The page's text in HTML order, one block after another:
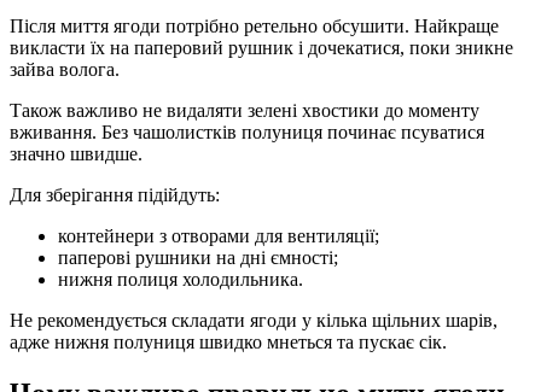
Після миття ягоди потрібно ретельно обсушити. Найкраще
викласти їх на паперовий рушник і дочекатися, поки зникне
зайва волога.
Також важливо не видаляти зелені хвостики до моменту
вживання. Без чашолистків полуниця починає псуватися
значно швидше.
Для зберігання підійдуть:
контейнери з отворами для вентиляції;
паперові рушники на дні ємності;
нижня полиця холодильника.
Не рекомендується складати ягоди у кілька щільних шарів,
адже нижня полуниця швидко мнеться та пускає сік.